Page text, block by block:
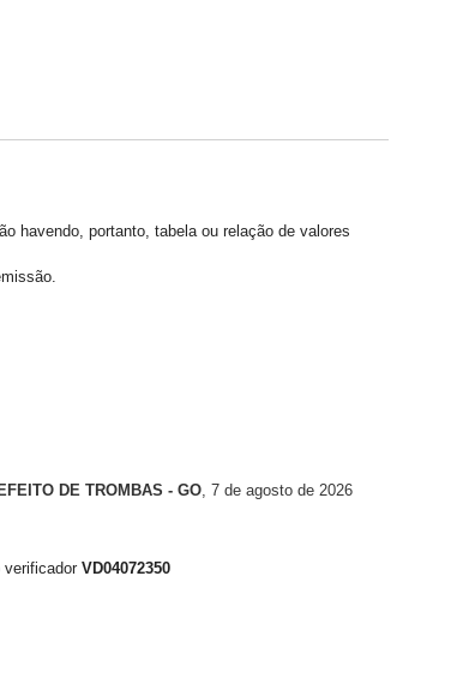
havendo, portanto, tabela ou relação de valores
DE TROMBAS - GO , 7 de agosto de 2026
verificador VD04072350